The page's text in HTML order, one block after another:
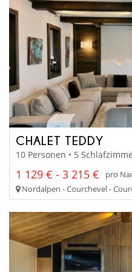
CHALET TEDDY
10 Personen • 5
1 129 € - 3 215 €
pro
Nordalpen - Courchevel -